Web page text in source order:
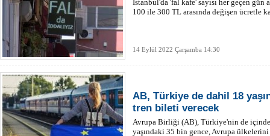
İstanbul'da 'fal kafe' sayısı her geçen
100 ile 300 TL arasında değişen ücretle
14 Eylül 2022 Çarşamba 14:30
AB, Türkiye de dahil 18
tren bileti verecek
Avrupa Birliği (AB), Türkiye'nin de
yaşındaki 35 bin gence, Avrupa